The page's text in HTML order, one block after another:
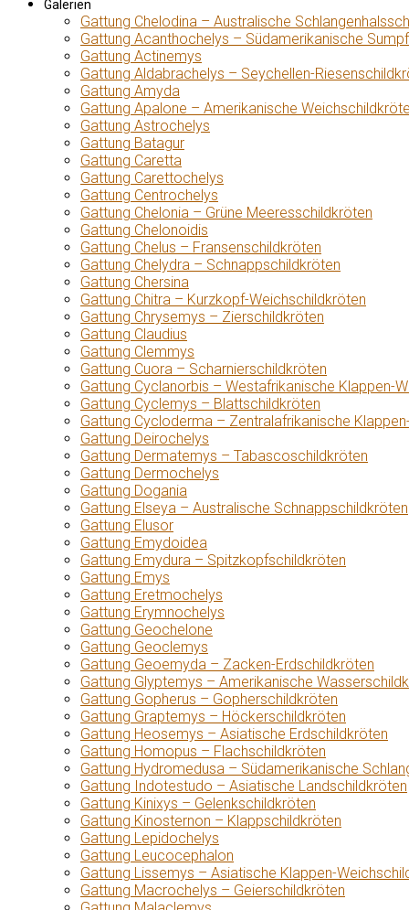
Galerien
Gattung Chelodina – Australische
Gattung Acanthochelys – Südamerikanische
Gattung Actinemys
Gattung Aldabrachelys – Seychellen-
Gattung Amyda
Gattung Apalone – Amerikanische
Gattung Astrochelys
Gattung Batagur
Gattung Caretta
Gattung Carettochelys
Gattung Centrochelys
Gattung Chelonia – Grüne Meeresschildkröten
Gattung Chelonoidis
Gattung Chelus – Fransenschildkröten
Gattung Chelydra – Schnappschildkröten
Gattung Chersina
Gattung Chitra – Kurzkopf-Weichschildkröten
Gattung Chrysemys – Zierschildkröten
Gattung Claudius
Gattung Clemmys
Gattung Cuora – Scharnierschildkröten
Gattung Cyclanorbis – Westafrikanische Klappen-
Gattung Cyclemys – Blattschildkröten
Gattung Cycloderma – Zentralafrikanische
Gattung Deirochelys
Gattung Dermatemys – Tabascoschildkröten
Gattung Dermochelys
Gattung Dogania
Gattung Elseya – Australische Schnappschildkröten
Gattung Elusor
Gattung Emydoidea
Gattung Emydura – Spitzkopfschildkröten
Gattung Emys
Gattung Eretmochelys
Gattung Erymnochelys
Gattung Geochelone
Gattung Geoclemys
Gattung Geoemyda – Zacken-Erdschildkröten
Gattung Glyptemys – Amerikanische
Gattung Gopherus – Gopherschildkröten
Gattung Graptemys – Höckerschildkröten
Gattung Heosemys – Asiatische Erdschildkröten
Gattung Homopus – Flachschildkröten
Gattung Hydromedusa – Südamerikanische
Gattung Indotestudo – Asiatische Landschildkröten
Gattung Kinixys – Gelenkschildkröten
Gattung Kinosternon – Klappschildkröten
Gattung Lepidochelys
Gattung Leucocephalon
Gattung Lissemys – Asiatische Klappen-
Gattung Macrochelys – Geierschildkröten